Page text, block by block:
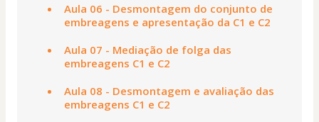
Aula 06 - Desmontagem do conjunto de
embreagens e apresentação da C1 e C2
Aula 07 - Mediação de folga das
embreagens C1 e C2
Aula 08 - Desmontagem e avaliação das
embreagens C1 e C2